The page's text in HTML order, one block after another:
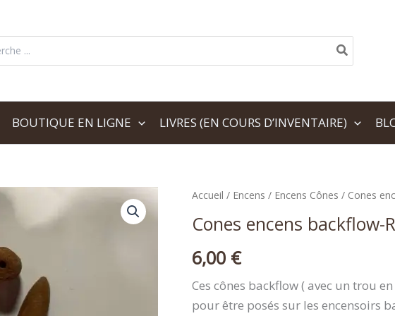
BOUTIQUE EN LIGNE LIVRES (EN COURS D’INVENTAIRE)
Accueil / Encens / Encens Cônes / Cones
Cones encens backflow-
6,00 €
Ces cônes backflow ( avec un trou
pour être posés sur les encensoirs
quantité
Cones
encens
backflow-
Rose